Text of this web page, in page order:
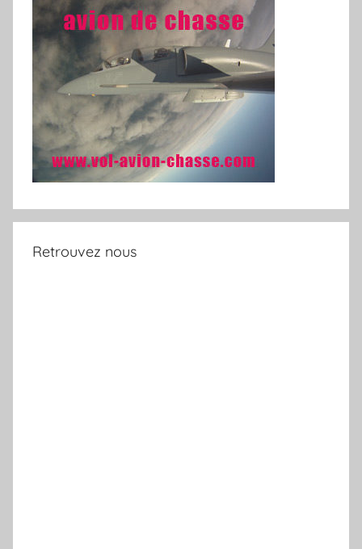
Retrouvez nous